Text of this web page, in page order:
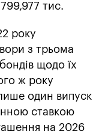
тис.
року
з трьома
щодо їх
ж року
один випуск
ставкою
на 2026